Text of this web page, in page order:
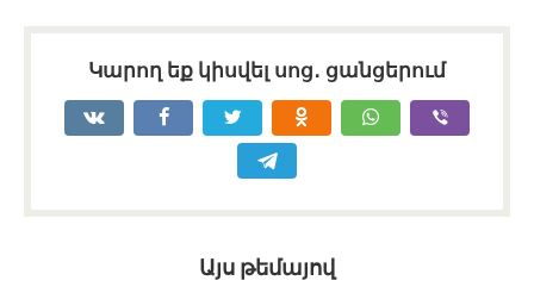
Կարող եք կիսվել սոց․ ցանցերում
Այս թեմայով